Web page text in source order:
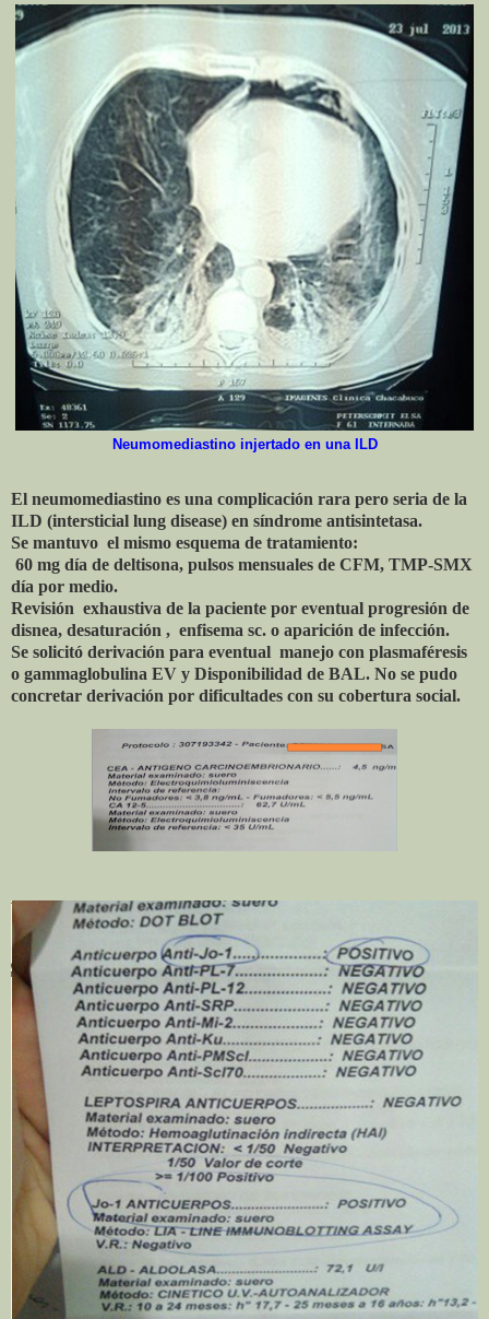
Neumomediastino injertado en una ILD
El neumomediastino es una complicación rara pero seria de la
ILD (intersticial lung disease) en síndrome antisintetasa.
Se mantuvo el mismo esquema de tratamiento:
60 mg día de deltisona, pulsos mensuales de CFM, TMP-SMX
día por medio.
Revisión exhaustiva de la paciente por eventual progresión de
disnea, desaturación , enfisema sc. o aparición de infección.
Se solicitó derivación para eventual manejo con plasmaféresis
o gammaglobulina EV y Disponibilidad de BAL. No se pudo
concretar derivación por dificultades con su cobertura social.